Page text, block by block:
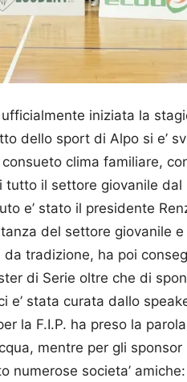
iniziata la
dello sport di Alpo si e’
clima familiare,
il settore giovanile dal
e’ stato il presidente
del settore giovanile
tradizione, ha poi
di Serie oltre che di
e’ stata curata dallo
la F.I.P. ha preso la
mentre per gli sponsor
numerose societa’